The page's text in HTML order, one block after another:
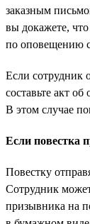
заказным
вы докажете,
по оповещению
Если сотрудник
составьте акт
В этом случае
Если повестка
Повестку
Сотрудник
призывника на